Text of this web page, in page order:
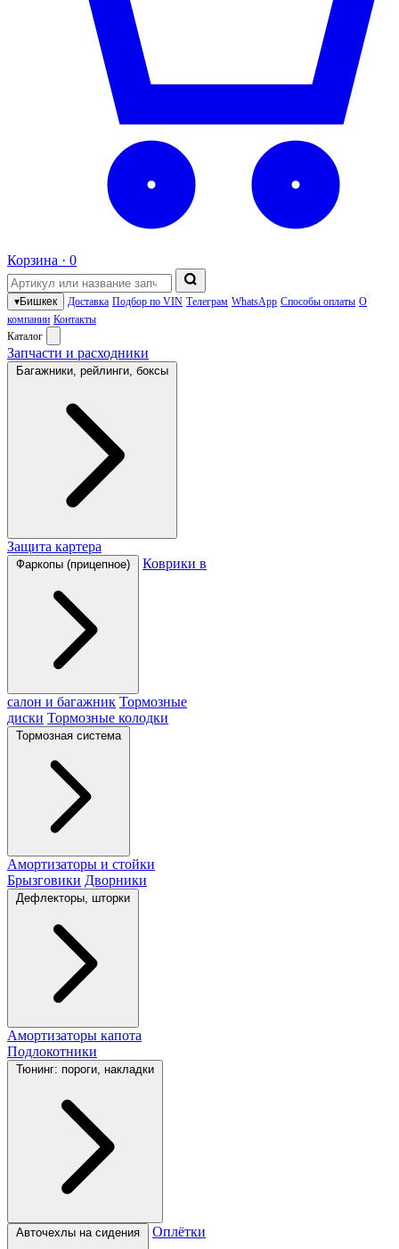
Корзина · 0
▾Бишкек Доставка Подбор по VIN Телеграм WhatsApp Способы оплаты О
компании Контакты
Каталог
Запчасти и расходники
Багажники, рейлинги, боксы
Защита картера
Фаркопы (прицепное) Коврики в
салон и багажник Тормозные
диски Тормозные колодки
Тормозная система
Амортизаторы и стойки
Брызговики Дворники
Дефлекторы, шторки
Амортизаторы капота
Подлокотники
Тюнинг: пороги, накладки
Авточехлы на сидения Оплётки